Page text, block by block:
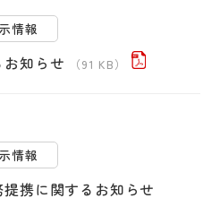
情報
知らせ （91 KB）
情報
携に関するお知らせ